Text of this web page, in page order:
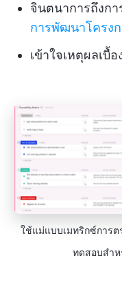
จินตนาการถึงก
การพัฒนาโครง
เข้าใจเหตุผลเบื้
ใช้แม่แบบเมทริกซ์การ
ทดสอบสำ